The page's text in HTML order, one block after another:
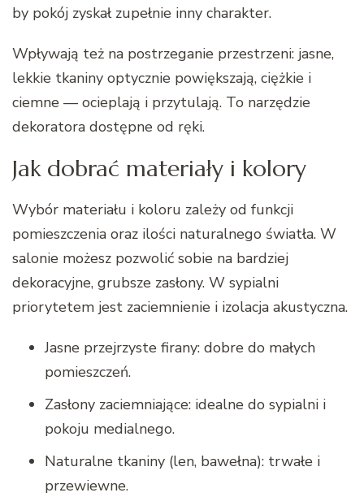
by pokój zyskał zupełnie inny charakter.
Wpływają też na postrzeganie przestrzeni: jasne,
lekkie tkaniny optycznie powiększają, ciężkie i
ciemne — ocieplają i przytulają. To narzędzie
dekoratora dostępne od ręki.
Jak dobrać materiały i kolory
Wybór materiału i koloru zależy od funkcji
pomieszczenia oraz ilości naturalnego światła. W
salonie możesz pozwolić sobie na bardziej
dekoracyjne, grubsze zasłony. W sypialni
priorytetem jest zaciemnienie i izolacja akustyczna.
Jasne przejrzyste firany: dobre do małych
pomieszczeń.
Zasłony zaciemniające: idealne do sypialni i
pokoju medialnego.
Naturalne tkaniny (len, bawełna): trwałe i
przewiewne.